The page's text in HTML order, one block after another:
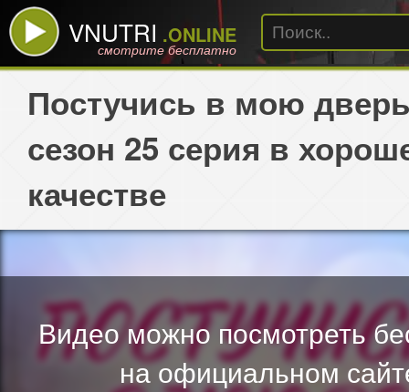
VNUTRI .ONLINE
смотрите бесплатно
Постучись в мою
сезон 25 серия в
качестве
Видео можно посмотреть
на официальном